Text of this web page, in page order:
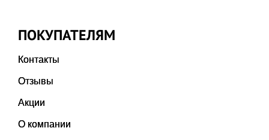
ПОКУПАТЕЛЯМ
Контакты
Отзывы
Акции
О компании